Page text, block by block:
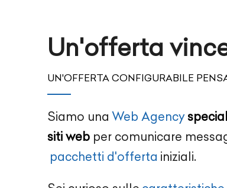
Un'offerta
UN'OFFERTA CONFIGURABILE
Siamo una Web Agency
siti web per comunicare
pacchetti d'offerta iniziali.